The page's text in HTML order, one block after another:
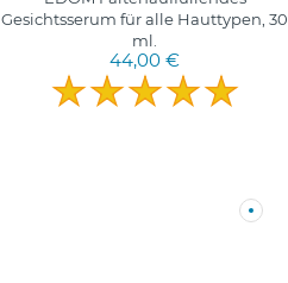
Gesichtsserum für alle Hauttypen, 30
ml.
44,00 €